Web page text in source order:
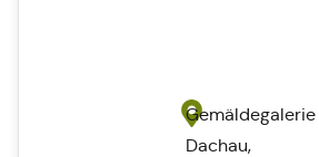
Gemäldegalerie
Dachau,